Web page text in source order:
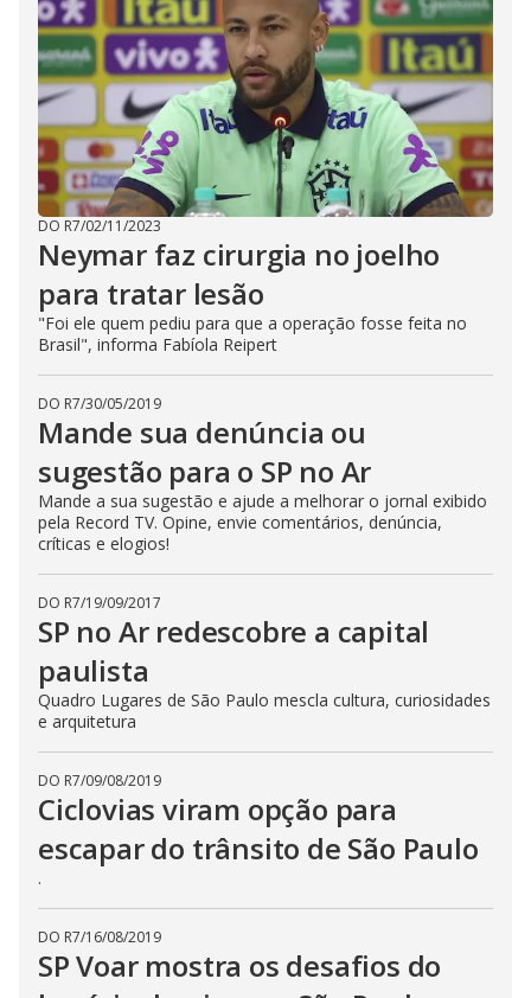
DO R7/02/11/2023
Neymar faz cirurgia no joelho
para tratar lesão
"Foi ele quem pediu para que a operação fosse feita no
Brasil", informa Fabíola Reipert
DO R7/30/05/2019
Mande sua denúncia ou
sugestão para o SP no Ar
Mande a sua sugestão e ajude a melhorar o jornal exibido
pela Record TV. Opine, envie comentários, denúncia,
críticas e elogios!
DO R7/19/09/2017
SP no Ar redescobre a capital
paulista
Quadro Lugares de São Paulo mescla cultura, curiosidades
e arquitetura
DO R7/09/08/2019
Ciclovias viram opção para
escapar do trânsito de São Paulo
.
DO R7/16/08/2019
SP Voar mostra os desafios do